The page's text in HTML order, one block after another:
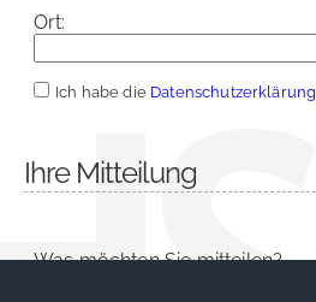
Ort:
Ich habe die Datenschutzerklärung
Ihre Mitteilung
Was möchten Sie mitteilen?